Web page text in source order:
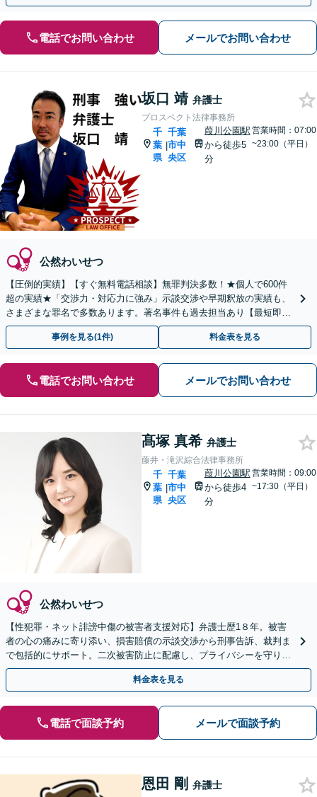
電話でお問い合わせ メールでお問い合わせ
坂口 靖 弁護士
プロスペクト法律事務所
千
葉
県
|
千葉
市中
央区
葭川公園駅
から徒歩5
分
営業時間：07:00
~23:00（平日）
公然わいせつ
【圧倒的実績】【すぐ無料電話相談】無罪判決多数！★個人で600件
超の実績★「交渉力・対応力に強み」示談交渉や早期釈放の実績も、
さまざまな罪名で多数あります。著名事件も過去担当あり【最短即日
接見】【土日対応可】【メディア出演・掲載多数】
事例を見る(1件) 料金表を見る
電話でお問い合わせ メールでお問い合わせ
髙塚 真希 弁護士
藤井・滝沢綜合法律事務所
千
葉
県
|
千葉
市中
央区
葭川公園駅
から徒歩4
分
営業時間：09:00
~17:30（平日）
公然わいせつ
【性犯罪・ネット誹謗中傷の被害者支援対応】弁護士歴1８年。被害
者の心の痛みに寄り添い、損害賠償の示談交渉から刑事告訴、裁判ま
で包括的にサポート。二次被害防止に配慮し、プライバシーを守りな
がら対応◉オンライン相談可◉【千葉駅徒歩13分】
料金表を見る
電話で面談予約 メールで面談予約
恩田 剛 弁護士